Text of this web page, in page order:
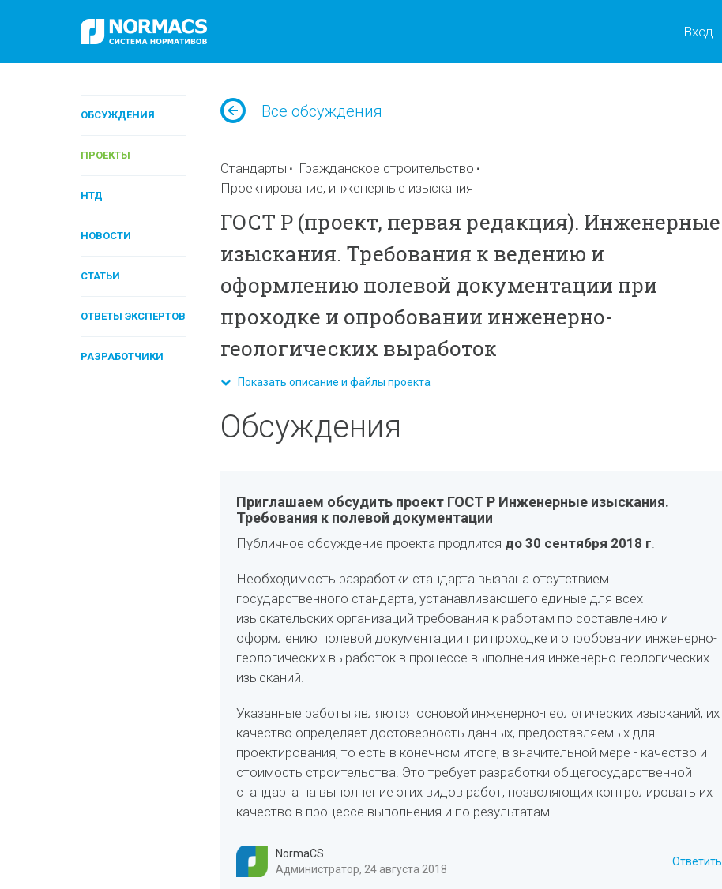
Вход
ОБСУЖДЕНИЯ
ПРОЕКТЫ
НТД
НОВОСТИ
СТАТЬИ
ОТВЕТЫ ЭКСПЕРТОВ
РАЗРАБОТЧИКИ
Все обсуждения
Стандарты
Гражданское строительство
Проектирование, инженерные изыскания
ГОСТ Р (проект, первая редакция). Инженерные
изыскания. Требования к ведению и
оформлению полевой документации при
проходке и опробовании инженерно-
геологических выработок
Показать описание и файлы проекта
Обсуждения
Приглашаем обсудить проект ГОСТ Р Инженерные изыскания.
Требования к полевой документации
Публичное обсуждение проекта продлится до 30 сентября 2018 г.
Необходимость разработки стандарта вызвана отсутствием
государственного стандарта, устанавливающего единые для всех
изыскательских организаций требования к работам по составлению и
оформлению полевой документации при проходке и опробовании инженерно-
геологических выработок в процессе выполнения инженерно-геологических
изысканий.
Указанные работы являются основой инженерно-геологических изысканий, их
качество определяет достоверность данных, предоставляемых для
проектирования, то есть в конечном итоге, в значительной мере - качество и
стоимость строительства. Это требует разработки общегосударственной
стандарта на выполнение этих видов работ, позволяющих контролировать их
качество в процессе выполнения и по результатам.
NormaCS
Администратор, 24 августа 2018
Ответить